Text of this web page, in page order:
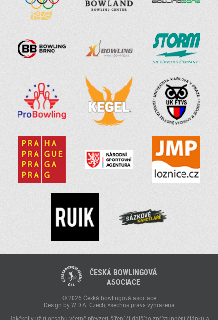
ČESKÁ BOWLINGOVÁ
ASOCIACE
© 2026 Česká bowlingová asociace
Design by W.D.A. Czech, všechna práva vyhrazena
Jakékoliv užití obsahu včetně převzetí, šíření či dalšího zpřístupnění článků a